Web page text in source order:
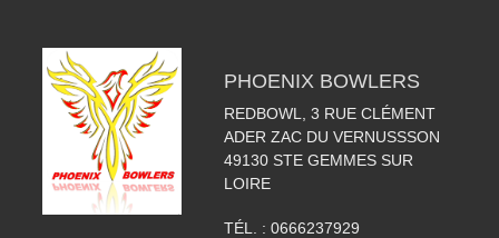
PHOENIX BOWLERS
REDBOWL, 3 RUE CLÉMENT
ADER ZAC DU VERNUSSSON
49130 STE GEMMES SUR
LOIRE
TÉL. : 0666237929